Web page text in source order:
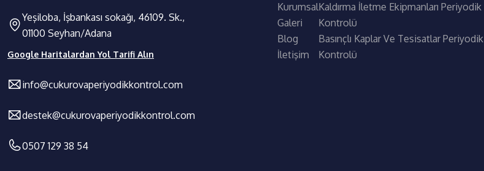
Yeşiloba, İşbankası sokağı, 46109. Sk.,
01100 Seyhan/Adana
Google Haritalardan Yol Tarifi Alın
info@cukurovaperiyodikkontrol.com
destek@cukurovaperiyodikkontrol.com
0507 129 38 54
Kurumsal
Galeri
Blog
İletişim
Kaldırma İletme Ekipmanları Periyodik
Kontrolü
Basınçlı Kaplar Ve Tesisatlar Periyodik
Kontrolü